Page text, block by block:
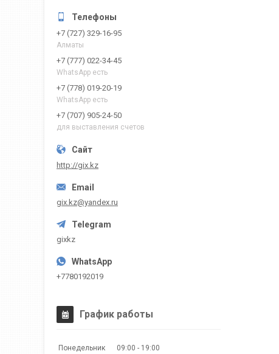
+7 (727) 329-16-95
Алматы
+7 (777) 022-34-45
WhatsApp есть
+7 (778) 019-20-19
WhatsApp есть
+7 (707) 905-24-50
для выставления счетов
http://gix.kz
gix.kz@yandex.ru
gixkz
+7780192019
График работы
Понедельник 09:00 19:00